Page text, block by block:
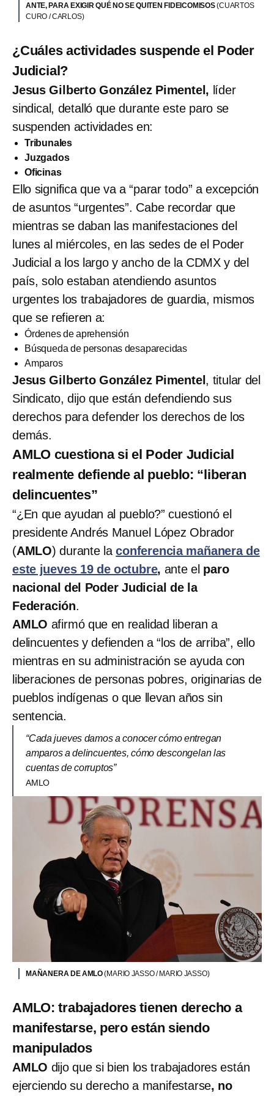
ANTE, PARA EXIGIR QUÉ NO SE QUITEN FIDEICOMISOS(CUARTOS
CURO / CARLOS)
¿Cuáles actividades suspende el Poder
Judicial?
Jesus Gilberto González Pimentel, líder
sindical, detalló que durante este paro se
suspenden actividades en:
Tribunales
Juzgados
Oficinas
Ello significa que va a “parar todo” a excepción
de asuntos “urgentes”. Cabe recordar que
mientras se daban las manifestaciones del
lunes al miércoles, en las sedes de el Poder
Judicial a los largo y ancho de la CDMX y del
país, solo estaban atendiendo asuntos
urgentes los trabajadores de guardia, mismos
que se refieren a:
Órdenes de aprehensión
Búsqueda de personas desaparecidas
Amparos
Jesus Gilberto González Pimentel , titular del
Sindicato, dijo que están defendiendo sus
derechos para defender los derechos de los
demás.
AMLO cuestiona si el Poder Judicial
realmente defiende al pueblo: “liberan
delincuentes”
“¿En que ayudan al pueblo?” cuestionó el
presidente Andrés Manuel López Obrador
(AMLO) durante laconferencia mañanera de
este jueves 19 de octubre, ante el paro
nacional del Poder Judicial de la
Federación.
AMLO afirmó que en realidad liberan a
delincuentes y defienden a “los de arriba”, ello
mientras en su administración se ayuda con
liberaciones de personas pobres, originarias de
pueblos indígenas o que llevan años sin
sentencia.
“Cada jueves damos a conocer cómo entregan
amparos a delincuentes, cómo descongelan las
cuentas de corruptos”
AMLO
MAÑANERA DE AMLO(MARIO JASSO / MARIO JASSO)
AMLO: trabajadores tienen derecho a
manifestarse, pero están siendo
manipulados
AMLO dijo que si bien los trabajadores están
ejerciendo su derecho a manifestarse, no